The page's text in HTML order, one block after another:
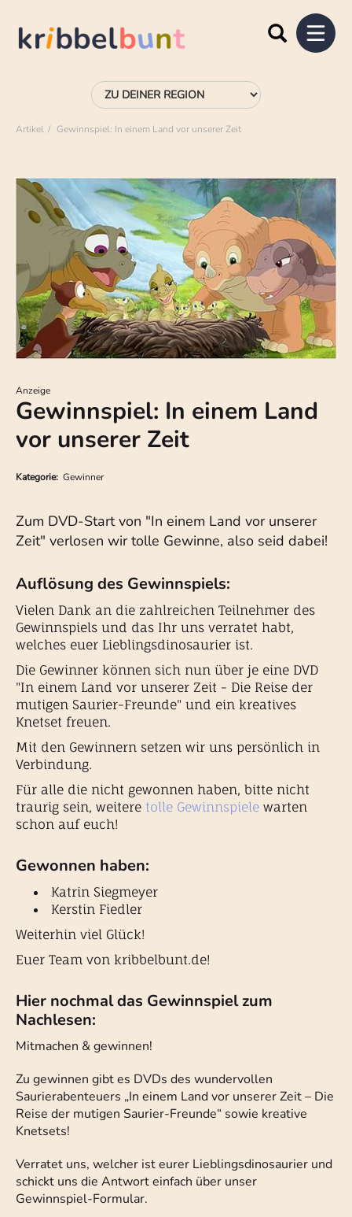
Artikel Gewinnspiel: In einem Land vor unserer Zeit
Anzeige
Gewinnspiel: In einem Land
vor unserer Zeit
Kategorie: Gewinner
Zum DVD-Start von "In einem Land vor unserer
Zeit" verlosen wir tolle Gewinne, also seid dabei!
Auflösung des Gewinnspiels:
Vielen Dank an die zahlreichen Teilnehmer des
Gewinnspiels und das Ihr uns verratet habt,
welches euer Lieblingsdinosaurier ist.
Die Gewinner können sich nun über je eine DVD
"In einem Land vor unserer Zeit - Die Reise der
mutigen Saurier-Freunde" und ein kreatives
Knetset freuen.
Mit den Gewinnern setzen wir uns persönlich in
Verbindung.
Für alle die nicht gewonnen haben, bitte nicht
traurig sein, weitere tolle Gewinnspiele warten
schon auf euch!
Gewonnen haben:
Katrin Siegmeyer
Kerstin Fiedler
Weiterhin viel Glück!
Euer Team von kribbelbunt.de!
Hier nochmal das Gewinnspiel zum
Nachlesen:
Mitmachen & gewinnen!
Zu gewinnen gibt es DVDs des wundervollen
Saurierabenteuers „In einem Land vor unserer Zeit – Die
Reise der mutigen Saurier-Freunde“ sowie kreative
Knetsets!
Verratet uns, welcher ist eurer Lieblingsdinosaurier und
schickt uns die Antwort einfach über unser
Gewinnspiel-Formular.